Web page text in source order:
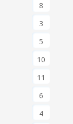
8
3
5
10
11
6
4